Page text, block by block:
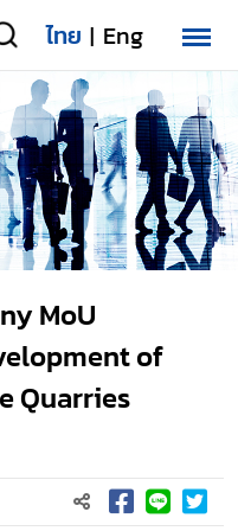
ไทย | Eng
MoU
of
Quarries